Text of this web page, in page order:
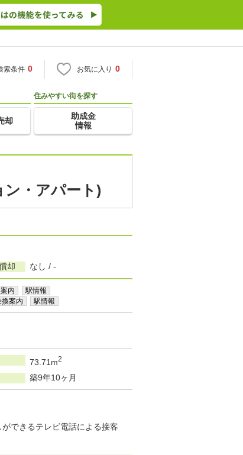
索条件 0 お気に入り 0
却
住みやすい街を探す
助成金
情報
・アパート)
却 なし / -
内 駅情報
換案内 駅情報
73.71m2
築9年10ヶ月
できるテレビ電話による接客